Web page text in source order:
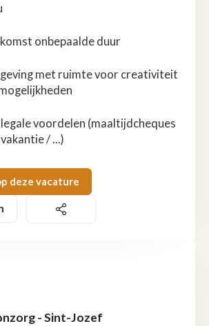
onbepaalde duur
met ruimte voor creativiteit
voordelen (maaltijdcheques
/ ...)
deze vacature
- Sint-Jozef